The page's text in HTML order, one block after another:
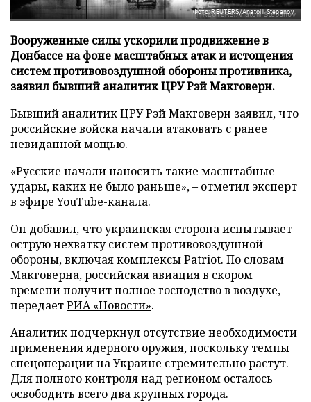
Фото: REUTERS/Anatolii Stepanov
Вооруженные силы ускорили продвижение в
Донбассе на фоне масштабных атак и истощения
систем противовоздушной обороны противника,
заявил бывший аналитик ЦРУ Рэй Макговерн.
Бывший аналитик ЦРУ Рэй Макговерн заявил, что
российские войска начали атаковать с ранее
невиданной мощью.
«Русские начали наносить такие масштабные
удары, каких не было раньше», – отметил эксперт
в эфире YouTube-канала.
Он добавил, что украинская сторона испытывает
острую нехватку систем противовоздушной
обороны, включая комплексы Patriot. По словам
Макговерна, российская авиация в скором
времени получит полное господство в воздухе,
передаетРИА «Новости».
Аналитик подчеркнул отсутствие необходимости
применения ядерного оружия, поскольку темпы
спецоперации на Украине стремительно растут.
Для полного контроля над регионом осталось
освободить всего два крупных города.